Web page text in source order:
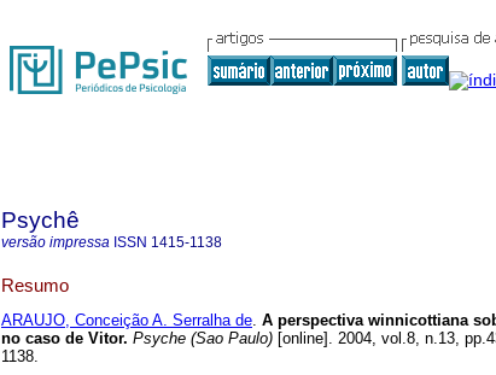
Psychê
versão impressa ISSN 1415-1138
Resumo
ARAUJO, Conceição A. Serralha de. A perspectiva winnicottiana
no caso de Vitor. Psyche (Sao Paulo) [online]. 2004, vol.8, n.13,
1138.